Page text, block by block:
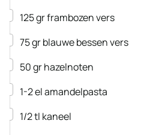
▢
125grframbozenvers
▢
75grblauwe bessenvers
▢
50grhazelnoten
▢
1-2elamandelpasta
▢
1/2tl kaneel